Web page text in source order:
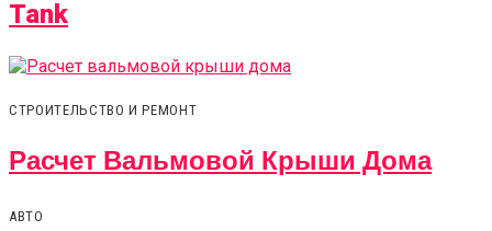
Tank
СТРОИТЕЛЬСТВО И РЕМОНТ
Расчет Вальмовой Крыши Дома
АВТО